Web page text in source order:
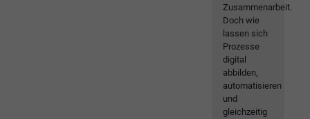
Zusammenarbeit.
Doch wie
lassen sich
Prozesse
digital
abbilden,
automatisieren
und
gleichzeitig